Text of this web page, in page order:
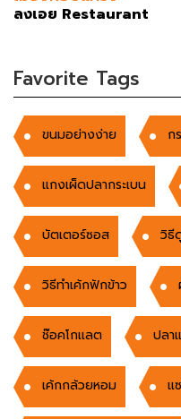
ลงเอย Restaurant
Favorite Tags
ขนมอย่างง่าย ก
แกงเผ็ดปลากระเบน
บัตเตอร์ซอส วิธี
วิธีทำเค้กฟักข้าว
ช๊อคโกเเลต ปลา
เค้กกล้วยหอม แ